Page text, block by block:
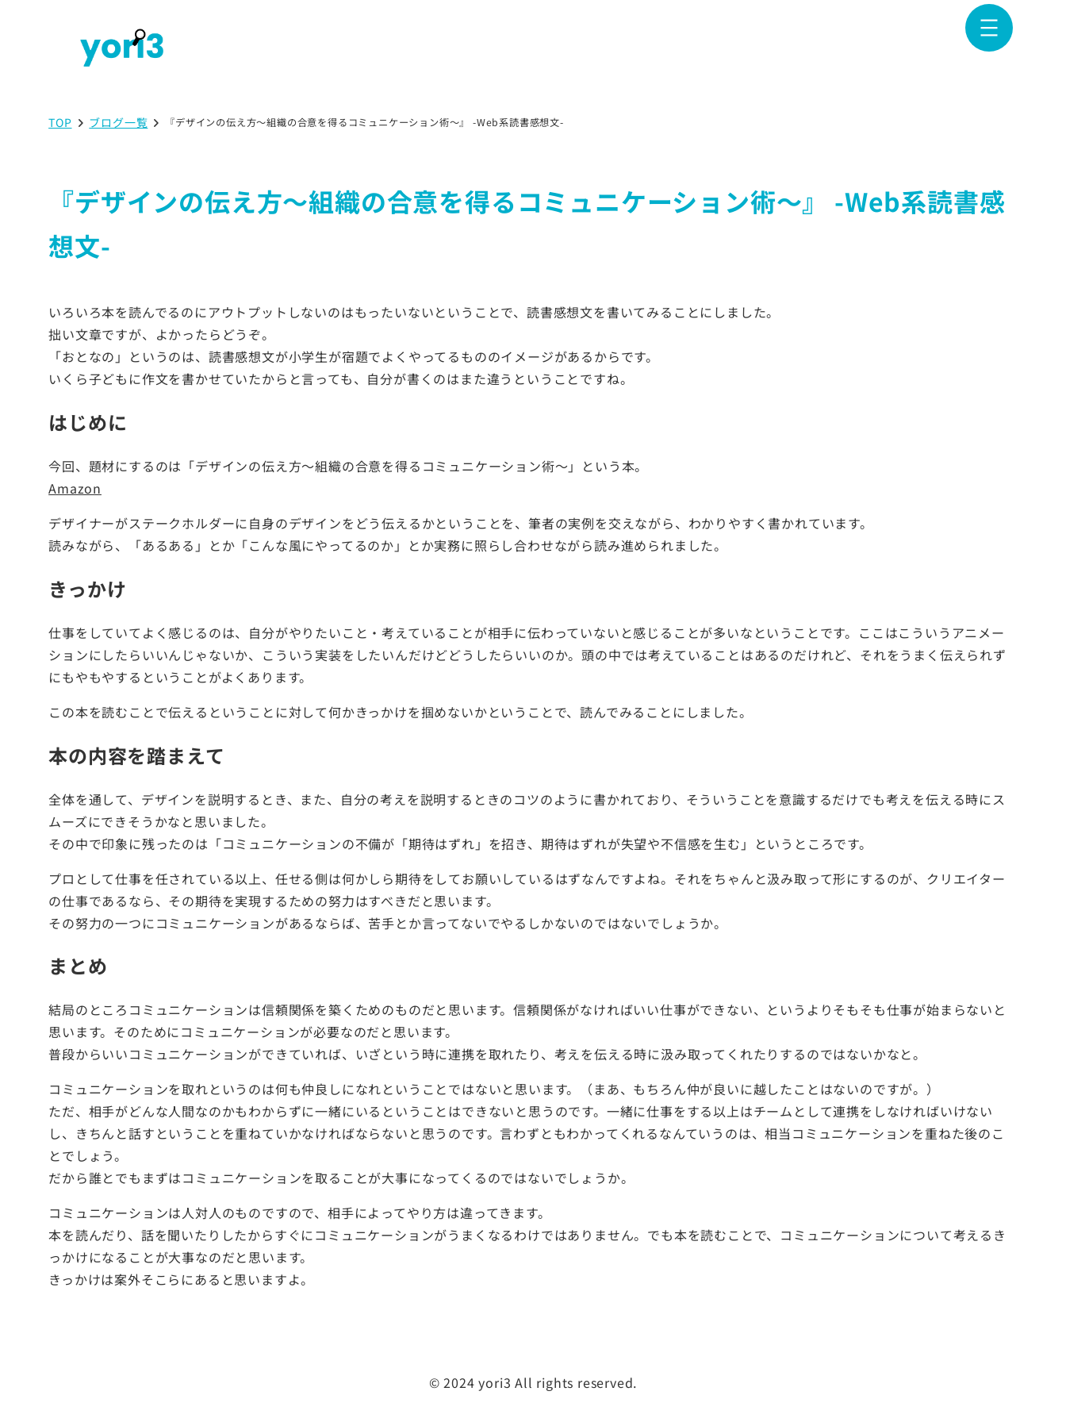
TOP ブログ一覧 『デザインの伝え方〜組織の合意を得るコミュニケーション術〜』 -Web系読書感想文-
『デザインの伝え方〜組織の合意を得るコミュニケーション術〜』 -Web系読書感
想文-
いろいろ本を読んでるのにアウトプットしないのはもったいないということで、読書感想文を書いてみることにしました。
拙い文章ですが、よかったらどうぞ。
「おとなの」というのは、読書感想文が小学生が宿題でよくやってるもののイメージがあるからです。
いくら子どもに作文を書かせていたからと言っても、自分が書くのはまた違うということですね。
はじめに
今回、題材にするのは「デザインの伝え方〜組織の合意を得るコミュニケーション術〜」という本。
Amazon
デザイナーがステークホルダーに自身のデザインをどう伝えるかということを、筆者の実例を交えながら、わかりやすく書かれています。
読みながら、「あるある」とか「こんな風にやってるのか」とか実務に照らし合わせながら読み進められました。
きっかけ
仕事をしていてよく感じるのは、自分がやりたいこと・考えていることが相手に伝わっていないと感じることが多いなということです。ここはこういうアニメー
ションにしたらいいんじゃないか、こういう実装をしたいんだけどどうしたらいいのか。頭の中では考えていることはあるのだけれど、それをうまく伝えられず
にもやもやするということがよくあります。
この本を読むことで伝えるということに対して何かきっかけを掴めないかということで、読んでみることにしました。
本の内容を踏まえて
全体を通して、デザインを説明するとき、また、自分の考えを説明するときのコツのように書かれており、そういうことを意識するだけでも考えを伝える時にス
ムーズにできそうかなと思いました。
その中で印象に残ったのは「コミュニケーションの不備が「期待はずれ」を招き、期待はずれが失望や不信感を生む」というところです。
プロとして仕事を任されている以上、任せる側は何かしら期待をしてお願いしているはずなんですよね。それをちゃんと汲み取って形にするのが、クリエイター
の仕事であるなら、その期待を実現するための努力はすべきだと思います。
その努力の一つにコミュニケーションがあるならば、苦手とか言ってないでやるしかないのではないでしょうか。
まとめ
結局のところコミュニケーションは信頼関係を築くためのものだと思います。信頼関係がなければいい仕事ができない、というよりそもそも仕事が始まらないと
思います。そのためにコミュニケーションが必要なのだと思います。
普段からいいコミュニケーションができていれば、いざという時に連携を取れたり、考えを伝える時に汲み取ってくれたりするのではないかなと。
コミュニケーションを取れというのは何も仲良しになれということではないと思います。（まあ、もちろん仲が良いに越したことはないのですが。）
ただ、相手がどんな人間なのかもわからずに一緒にいるということはできないと思うのです。一緒に仕事をする以上はチームとして連携をしなければいけない
し、きちんと話すということを重ねていかなければならないと思うのです。言わずともわかってくれるなんていうのは、相当コミュニケーションを重ねた後のこ
とでしょう。
だから誰とでもまずはコミュニケーションを取ることが大事になってくるのではないでしょうか。
コミュニケーションは人対人のものですので、相手によってやり方は違ってきます。
本を読んだり、話を聞いたりしたからすぐにコミュニケーションがうまくなるわけではありません。でも本を読むことで、コミュニケーションについて考えるき
っかけになることが大事なのだと思います。
きっかけは案外そこらにあると思いますよ。
©️ 2024 yori3 All rights reserved.